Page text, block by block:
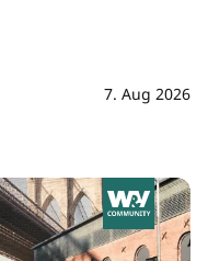
7. Aug 2026